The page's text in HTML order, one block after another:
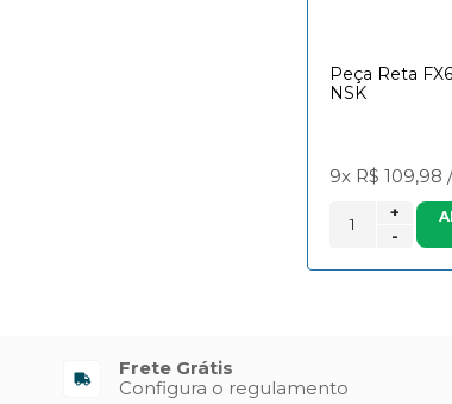
Peça Reta
NSK
9x R$ 109,98 /
-
+
Frete Grátis
Configura o regulamento